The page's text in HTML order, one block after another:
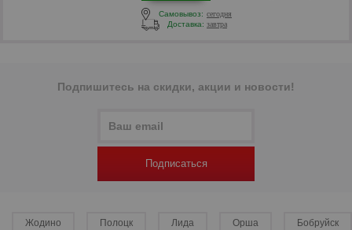
Самовывоз: сегодня
Доставка: завтра
Подпишитесь на скидки, акции и новости!
Подписаться
Жодино Полоцк Лида Орша Бобруйск